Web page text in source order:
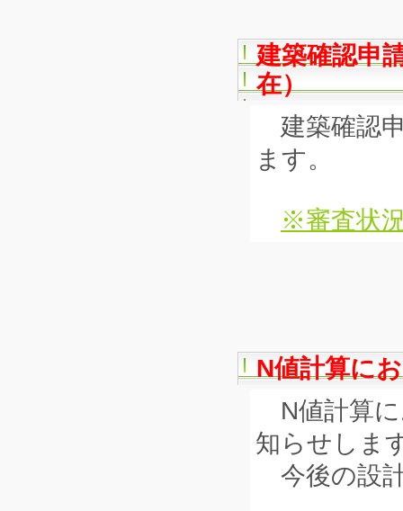
建築確認申
在）
建築確認
ます。
※審査状
N値計算に
N値計算に
知らせしま
今後の設